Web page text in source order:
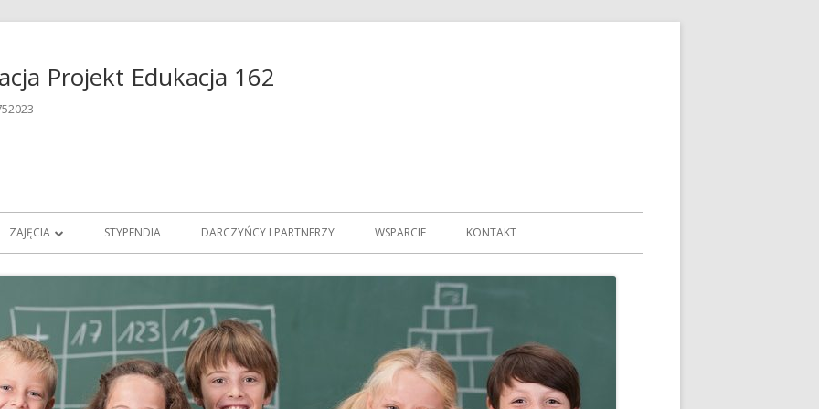
Projekt Edukacja 162
FUNDACJI
ZAJĘCIA
NATIVE SPEAKER
SZACHY
ZAJĘCIA TEATRALNE
STYPENDIA DARCZYŃCY I PARTNERZY WSPARCIE KONTAKT